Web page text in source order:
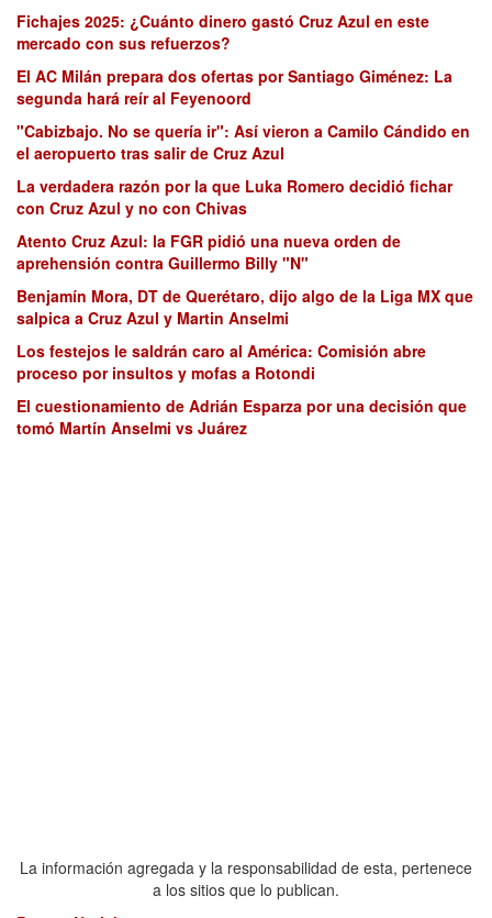
Fichajes 2025: ¿Cuánto dinero gastó Cruz Azul en este
mercado con sus refuerzos?
El AC Milán prepara dos ofertas por Santiago Giménez: La
segunda hará reír al Feyenoord
"Cabizbajo. No se quería ir": Así vieron a Camilo Cándido en
el aeropuerto tras salir de Cruz Azul
La verdadera razón por la que Luka Romero decidió fichar
con Cruz Azul y no con Chivas
Atento Cruz Azul: la FGR pidió una nueva orden de
aprehensión contra Guillermo Billy "N"
Benjamín Mora, DT de Querétaro, dijo algo de la Liga MX que
salpica a Cruz Azul y Martin Anselmi
Los festejos le saldrán caro al América: Comisión abre
proceso por insultos y mofas a Rotondi
El cuestionamiento de Adrián Esparza por una decisión que
tomó Martín Anselmi vs Juárez
La información agregada y la responsabilidad de esta, pertenece
a los sitios que lo publican.